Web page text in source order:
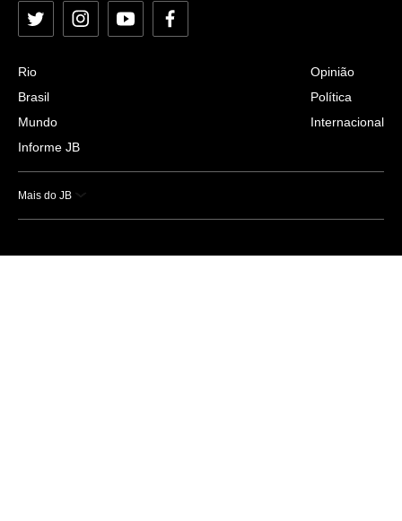
Twitter InstagramYouTubeFacebook
Rio
Brasil
Mundo
Informe JB
Opinião
Política
Internacional
Mais do JB
Esportes